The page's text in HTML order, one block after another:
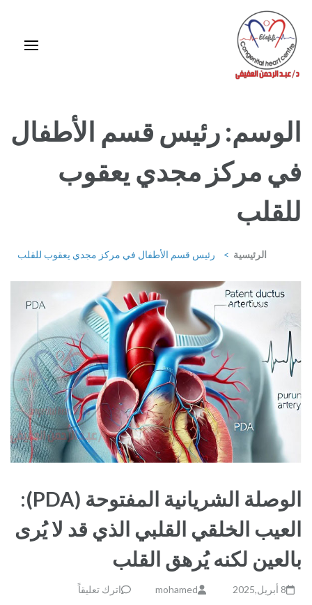
المحتوى
(اضغط
Enter)
الوسم:رئيس قسم الأطفال
في مركز مجدي يعقوب
للقلب
الرئيسية > رئيس قسم الأطفال في مركز مجدي يعقوب للقلب
الوصلة الشريانية المفتوحة (PDA):
العيب الخلقي القلبي الذي قد لا يُرى
بالعين لكنه يُرهق القلب
8 أبريل,2025 mohamed اترك تعليقاً